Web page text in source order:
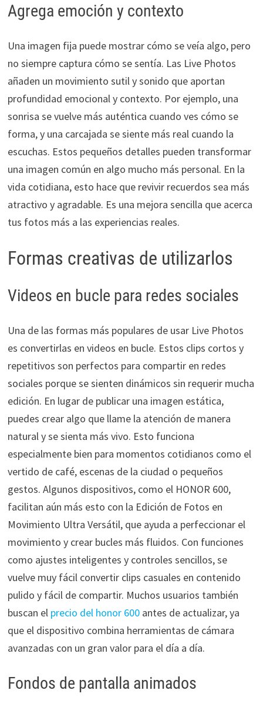
Agrega emoción y contexto
Una imagen fija puede mostrar cómo se veía algo, pero
no siempre captura cómo se sentía. Las Live Photos
añaden un movimiento sutil y sonido que aportan
profundidad emocional y contexto. Por ejemplo, una
sonrisa se vuelve más auténtica cuando ves cómo se
forma, y una carcajada se siente más real cuando la
escuchas. Estos pequeños detalles pueden transformar
una imagen común en algo mucho más personal. En la
vida cotidiana, esto hace que revivir recuerdos sea más
atractivo y agradable. Es una mejora sencilla que acerca
tus fotos más a las experiencias reales.
Formas creativas de utilizarlos
Videos en bucle para redes sociales
Una de las formas más populares de usar Live Photos
es convertirlas en videos en bucle. Estos clips cortos y
repetitivos son perfectos para compartir en redes
sociales porque se sienten dinámicos sin requerir mucha
edición. En lugar de publicar una imagen estática,
puedes crear algo que llame la atención de manera
natural y se sienta más vivo. Esto funciona
especialmente bien para momentos cotidianos como el
vertido de café, escenas de la ciudad o pequeños
gestos. Algunos dispositivos, como el HONOR 600,
facilitan aún más esto con la Edición de Fotos en
Movimiento Ultra Versátil, que ayuda a perfeccionar el
movimiento y crear bucles más fluidos. Con funciones
como ajustes inteligentes y controles sencillos, se
vuelve muy fácil convertir clips casuales en contenido
pulido y fácil de compartir. Muchos usuarios también
buscan el precio del honor 600antes de actualizar, ya
que el dispositivo combina herramientas de cámara
avanzadas con un gran valor para el día a día.
Fondos de pantalla animados